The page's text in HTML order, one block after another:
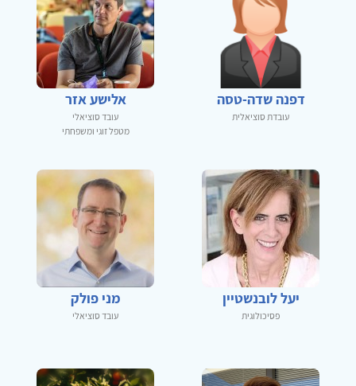
דפנה שדה-טסה
עובדת סוציאלית
אלישע אזר
עובד סוציאלי
מטפל זוגי ומשפחתי
יעל לובנשטיין
פסיכולוגית
מני פולק
עובד סוציאלי